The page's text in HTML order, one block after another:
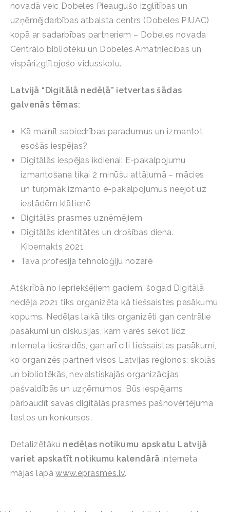
novadā veic Dobeles Pieaugušo izglītības un
uzņēmējdarbības atbalsta centrs (Dobeles PIUAC)
kopā ar sadarbības partneriem – Dobeles novada
Centrālo bibliotēku un Dobeles Amatniecības un
vispārizglītojošo vidusskolu.
Latvijā “Digitālā nedēļā” ietvertas šādas
galvenās tēmas:
Kā mainīt sabiedrības paradumus un izmantot
esošās iespējas?
Digitālās iespējas ikdienai: E-pakalpojumu
izmantošana tikai 2 minūšu attālumā – mācies
un turpmāk izmanto e-pakalpojumus neejot uz
iestādēm klātienē
Digitālās prasmes uzņēmējiem
Digitālās identitātes un drošības diena.
Kibernakts 2021
Tava profesija tehnoloģiju nozarē
Atšķirībā no iepriekšējiem gadiem, šogad Digitālā
nedēļa 2021 tiks organizēta kā tiešsaistes pasākumu
kopums. Nedēļas laikā tiks organizēti gan centrālie
pasākumi un diskusijas, kam varēs sekot līdz
interneta tiešraidēs, gan arī citi tiešsaistes pasākumi,
ko organizēs partneri visos Latvijas reģionos: skolās
un bibliotēkās, nevalstiskajās organizācijas,
pašvaldībās un uzņēmumos. Būs iespējams
pārbaudīt savas digitālās prasmes pašnovērtējuma
testos un konkursos.
Detalizētāku nedēļas notikumu apskatu Latvijā
variet apskatīt notikumu kalendārā interneta
mājas lapāwww.eprasmes.lv.